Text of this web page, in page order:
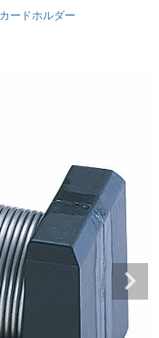
ードホルダー